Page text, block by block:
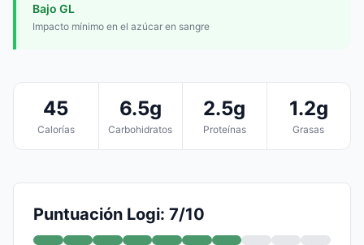
Bajo GL
Impacto mínimo en el azúcar en sangre
45
Calorías
6.5g
Carbohidratos
2.5g
Proteínas
1.2g
Grasas
Puntuación Logi: 7/10